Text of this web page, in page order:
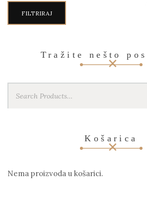
Min
cijena
Maks
cijenaFILTRIRAJ
Tražite nešto
Košarica
Nema proizvoda u košarici.